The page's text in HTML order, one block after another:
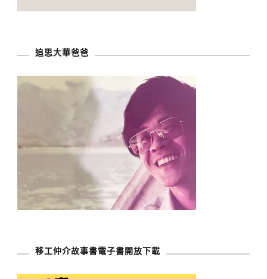
追思大華爸爸
移工仲介故事書電子書開放下載